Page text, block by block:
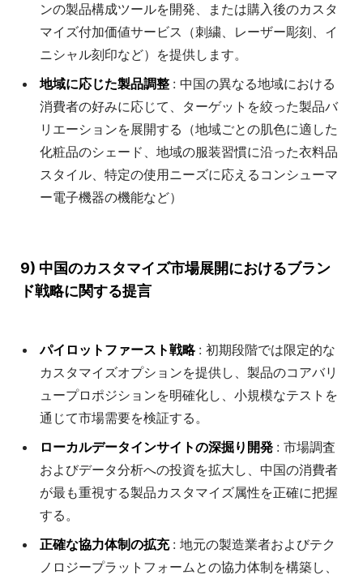
ンの製品構成ツールを開発、または購入後のカスタ
マイズ付加価値サービス（刺繍、レーザー彫刻、イ
ニシャル刻印など）を提供します。
地域に応じた製品調整 : 中国の異なる地域における
消費者の好みに応じて、ターゲットを絞った製品バ
リエーションを展開する（地域ごとの肌色に適した
化粧品のシェード、地域の服装習慣に沿った衣料品
スタイル、特定の使用ニーズに応えるコンシューマ
ー電子機器の機能など）
9) 中国のカスタマイズ市場展開におけるブラン
ド戦略に関する提言
パイロットファースト戦略 : 初期段階では限定的な
カスタマイズオプションを提供し、製品のコアバリ
ュープロポジションを明確化し、小規模なテストを
通じて市場需要を検証する。
ローカルデータインサイトの深掘り開発 : 市場調査
およびデータ分析への投資を拡大し、中国の消費者
が最も重視する製品カスタマイズ属性を正確に把握
する。
正確な協力体制の拡充 : 地元の製造業者およびテク
ノロジープラットフォームとの協力体制を構築し、